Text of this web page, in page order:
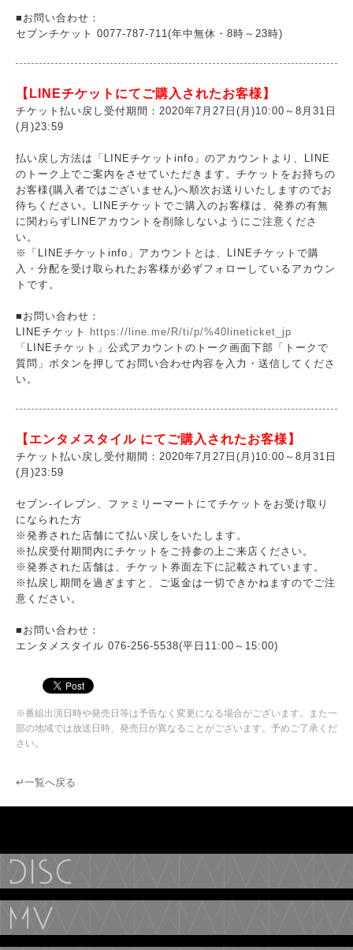
■お問い合わせ：
セブンチケット 0077-787-711(年中無休・8時～23時)
【LINEチケットにてご購入されたお客様】
チケット払い戻し受付期間：2020年7月27日(月)10:00～8月31日
(月)23:59
払い戻し方法は「LINEチケットinfo」のアカウントより、LINE
のトーク上でご案内をさせていただきます。チケットをお持ちの
お客様(購入者ではございません)へ順次お送りいたしますのでお
待ちください。LINEチケットでご購入のお客様は、発券の有無
に関わらずLINEアカウントを削除しないようにご注意くださ
い。
※「LINEチケットinfo」アカウントとは、LINEチケットで購
入・分配を受け取られたお客様が必ずフォローしているアカウン
トです。
■お問い合わせ：
LINEチケット
https://line.me/R/ti/p/%40lineticket_jp
「LINEチケット」公式アカウントのトーク画面下部「トークで
質問」ボタンを押してお問い合わせ内容を入力・送信してくださ
い。
【エンタメスタイル にてご購入されたお客様】
チケット払い戻し受付期間：2020年7月27日(月)10:00～8月31日
(月)23:59
セブン-イレブン、ファミリーマートにてチケットをお受け取り
になられた方
※発券された店舗にて払い戻しをいたします。
※払戻受付期間内にチケットをご持参の上ご来店ください。
※発券された店舗は、チケット券面左下に記載されています。
※払戻し期間を過ぎますと、ご返金は一切できかねますのでご注
意ください。
■お問い合わせ：
エンタメスタイル 076-256-5538(平日11:00～15:00)
※番組出演日時や発売日等は予告なく変更になる場合がございます。また一
部の地域では放送日時、発売日が異なることがございます。予めご了承くだ
さい。
↵一覧へ戻る